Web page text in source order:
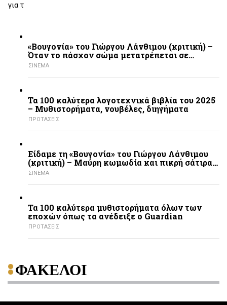
για τ
«Βουγονία» του Γιώργου Λάνθιμου (κριτική) –
Όταν το πάσχον σώμα μετατρέπεται σε…
ΣΙΝΕΜΑ
Τα 100 καλύτερα λογοτεχνικά βιβλία του 2025
– Mυθιστορήματα, νουβέλες, διηγήματα
ΠΡΟΤΑΣΕΙΣ
Είδαμε τη «Βουγονία» του Γιώργου Λάνθιμου
(κριτική) – Μαύρη κωμωδία και πικρή σάτιρα…
ΣΙΝΕΜΑ
Τα 100 καλύτερα μυθιστορήματα όλων των
εποχών όπως τα ανέδειξε ο Guardian
ΠΡΟΤΑΣΕΙΣ
ΦΑΚΕΛΟΙ